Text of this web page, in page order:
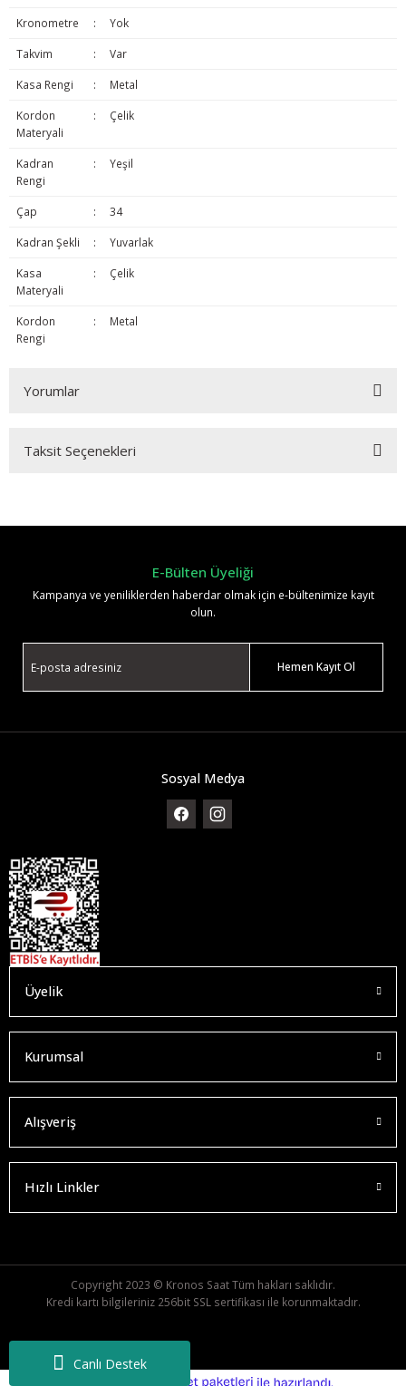
Canlı Destek
Kronometre : Yok
Takvim : Var
Kasa Rengi : Metal
Kordon
Materyali
: Çelik
Kadran
Rengi
: Yeşil
Çap : 34
Kadran Şekli : Yuvarlak
Kasa
Materyali
: Çelik
Kordon
Rengi
: Metal
Yorumlar
Taksit Seçenekleri
E-Bülten Üyeliği
Kampanya ve yeniliklerden haberdar olmak için e-bültenimize kayıt
olun.
Hemen Kayıt Ol
Sosyal Medya
Üyelik
Kurumsal
Alışveriş
Hızlı Linkler
Copyright 2023 © Kronos Saat Tüm hakları saklıdır.
Kredi kartı bilgileriniz 256bit SSL sertifikası ile korunmaktadır.
e-